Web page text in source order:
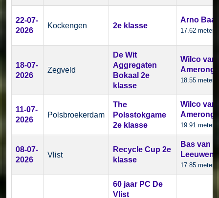
22-07-
2026
Kockengen 2e klasse
Arno
17.62 meter
18-07-
2026
Zegveld
De Wit
Aggregaten
Bokaal 2e
klasse
Wilco van
18.55 meter
11-07-
2026
Polsbroekerdam
The
Polsstokgame
2e klasse
Wilco van
19.91 meter
08-07-
2026
Vlist
Recycle Cup 2e
klasse
Bas van
Leeuwen
17.85 meter
60 jaar PC De
Vlist